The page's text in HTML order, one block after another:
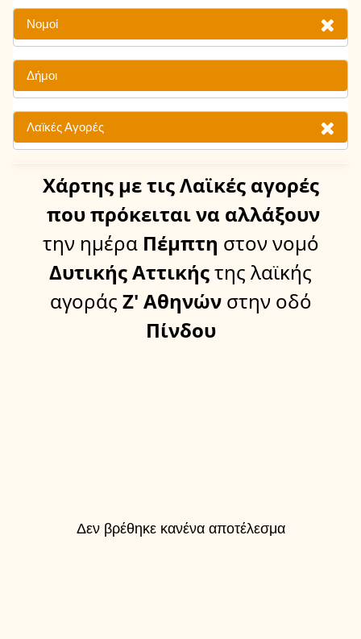
Νομοί
Δήμοι
Λαϊκές Αγορές
Χάρτης με τις Λαϊκές αγορές
που πρόκειται να αλλάξουν
την ημέραΠέμπτη στον νομό
Δυτικής Αττικήςτης λαϊκής
αγοράς Ζ' Αθηνών στην οδό
Πίνδου
Δεν βρέθηκε κανένα αποτέλεσμα